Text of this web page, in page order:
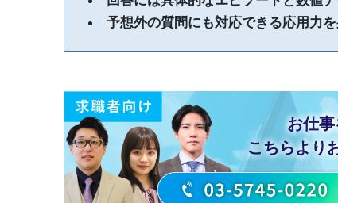
予想外の質問にも対応できる応用力
お仕
こちらより